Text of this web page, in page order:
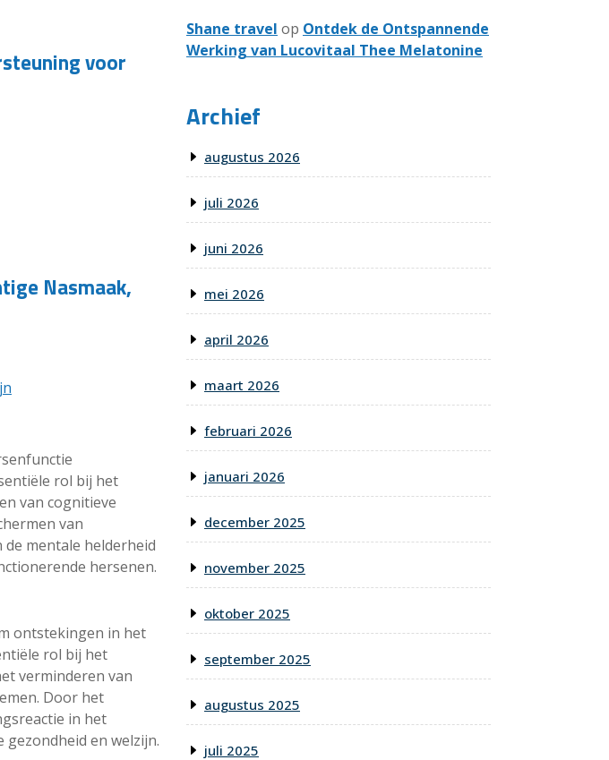
voor
Nasmaak,
rol bij het
van cognitieve
van
mentale helderheid
hersenen.
ontstekingen in het
rol bij het
verminderen van
Door het
in het
en welzijn.
Shane travel op Ontdek de Ontspannende
Werking van Lucovitaal Thee Melatonine
Archief
augustus 2026
juli 2026
juni 2026
mei 2026
april 2026
maart 2026
februari 2026
januari 2026
december 2025
november 2025
oktober 2025
september 2025
augustus 2025
juli 2025